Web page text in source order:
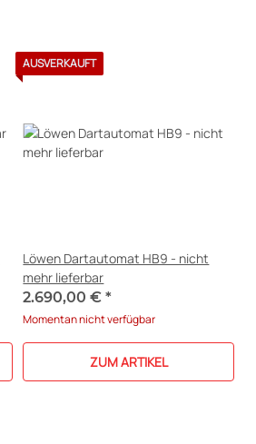
AUSVERKAUFT
Löwen Dartautomat HB9 - nicht
mehr lieferbar
2.690,00 €*
Momentan nicht verfügbar
ZUM ARTIKEL